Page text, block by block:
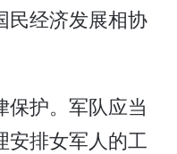
民经济发展相协
保护。军队应当
安排女军人的工